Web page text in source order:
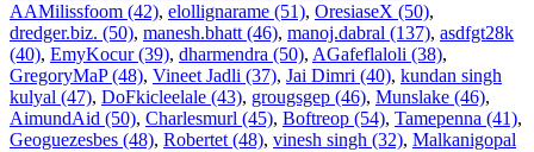
AAMilissfoom (42), elollignarame (51), OresiaseX (50),
dredger.biz. (50), manesh.bhatt (46), manoj.dabral (137), asdfgt28k
(40), EmyKocur (39), dharmendra (50), AGafeflaloli (38),
GregoryMaP (48), Vineet Jadli (37), Jai Dimri (40), kundan singh
kulyal (47), DoFkicleelale (43), grougsgep (46), Munslake (46),
AimundAid (50), Charlesmurl (45), Boftreop (54), Tamepenna (41),
Geoguezesbes (48), Robertet (48), vinesh singh (32), Malkanigopal